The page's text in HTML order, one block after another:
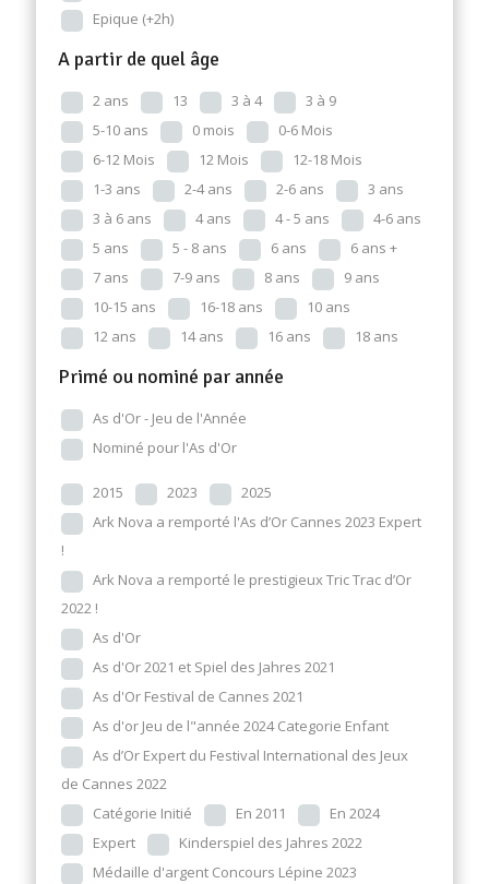
Epique (+2h)
A partir de quel âge
2 ans 13 3 à 4
3 à 9
5-10 ans
0 mois
0-6 Mois
6-12 Mois
12 Mois
12-18 Mois
1-3 ans
2-4 ans 2-6 ans
3 ans
3 à 6 ans
4 ans 4 - 5 ans
4-6 ans
5 ans
5 - 8 ans 6 ans
6 ans +
7 ans
7-9 ans 8 ans
9 ans
10-15 ans
16-18 ans
10 ans
12 ans
14 ans 16 ans 18 ans
Primé ou nominé par année
As d'Or - Jeu de l'Année
Nominé pour l'As d'Or
2015 2023
2025
Ark Nova a remporté l'As d’Or Cannes 2023 Expert
!
Ark Nova a remporté le prestigieux Tric Trac d’Or
2022 !
As d'Or
As d'Or 2021 et Spiel des Jahres 2021
As d'Or Festival de Cannes 2021
As d'or Jeu de l"année 2024 Categorie Enfant
As d’Or Expert du Festival International des Jeux
de Cannes 2022
Catégorie Initié
En 2011
En 2024
Expert
Kinderspiel des Jahres 2022
Médaille d'argent Concours Lépine 2023